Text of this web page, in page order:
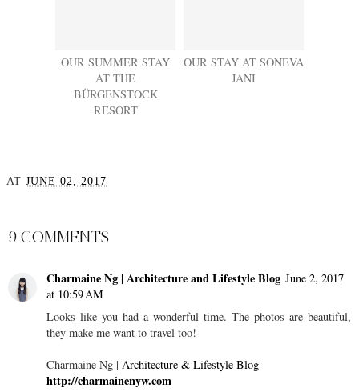
OUR SUMMER STAY
AT THE
BÜRGENSTOCK
RESORT
OUR STAY AT SONEVA
JANI
AT JUNE 02, 2017
9 COMMENTS
Charmaine Ng | Architecture and Lifestyle Blog June 2, 2017
at 10:59 AM
Looks like you had a wonderful time. The photos are beautiful,
they make me want to travel too!
Charmaine Ng | Architecture & Lifestyle Blog
http://charmainenyw.com